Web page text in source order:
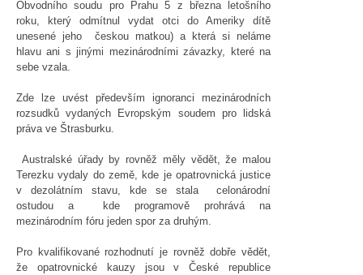
Obvodního soudu pro Prahu 5 z března letošního
roku, který odmítnul vydat otci do Ameriky dítě
unesené jeho českou matkou) a která si neláme
hlavu ani s jinými mezinárodními závazky, které na
sebe vzala.
Zde lze uvést především ignoranci mezinárodních
rozsudků vydaných Evropským soudem pro lidská
práva ve Štrasburku.
Australské úřady by rovněž měly vědět, že malou
Terezku vydaly do země, kde je opatrovnická justice
v dezolátním stavu, kde se stala celonárodní
ostudou a kde programově prohrává na
mezinárodním fóru jeden spor za druhým.
Pro kvalifikované rozhodnutí je rovněž dobře vědět,
že opatrovnické kauzy jsou v České republice